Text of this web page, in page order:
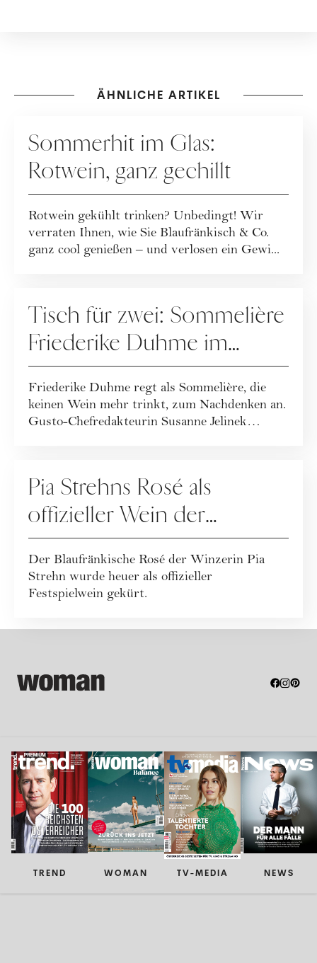
ÄHNLICHE ARTIKEL
Sommerhit im Glas:
Rotwein, ganz gechillt
Rotwein gekühlt trinken? Unbedingt! Wir
verraten Ihnen, wie Sie Blaufränkisch & Co.
ganz cool genießen – und verlosen ein Gewi...
Tisch für zwei: Sommelière
Friederike Duhme im
Gourmet-Talk
Friederike Duhme regt als Sommelière, die
keinen Wein mehr trinkt, zum Nachdenken an.
Gusto-Chefredakteurin Susanne Jelinek
Pia Strehns Rosé als
offizieller Wein der
Salzburger Festspiele 2024
gekürt
Der Blaufränkische Rosé der Winzerin Pia
Strehn wurde heuer als offizieller
Festspielwein gekürt.
TREND WOMAN TV-MEDIA NEWS